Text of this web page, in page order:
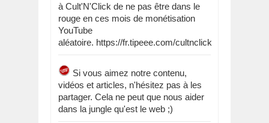
à Cult'N'Click de ne pas être dans le
rouge en ces mois de monétisation
YouTube
aléatoire. https://fr.tipeee.com/cultnclick
Si vous aimez notre contenu,
vidéos et articles, n'hésitez pas à les
partager. Cela ne peut que nous aider
dans la jungle qu'est le web ;)